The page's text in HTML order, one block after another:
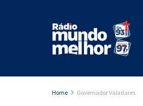
Home Governador Valadares